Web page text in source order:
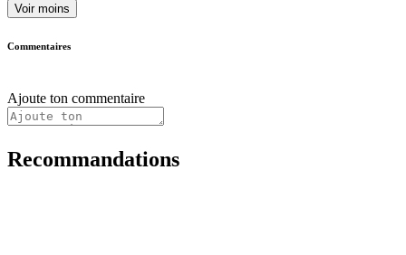
Voir moins
Commentaires
Ajoute ton commentaire
Recommandations